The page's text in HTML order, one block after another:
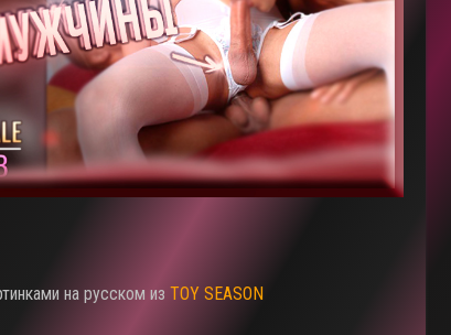
на русском из TOY SEASON